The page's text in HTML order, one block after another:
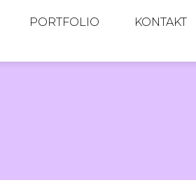
PORTFOLIO KONTAKT